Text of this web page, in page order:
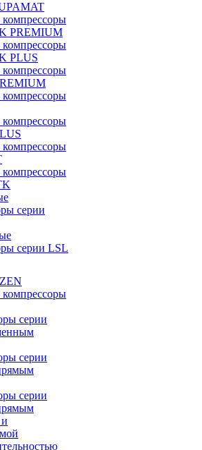
PREMIUM
PLUS
серии
серии LSL
серии
серии
серии